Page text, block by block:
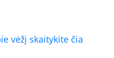
vėžį skaitykite čia